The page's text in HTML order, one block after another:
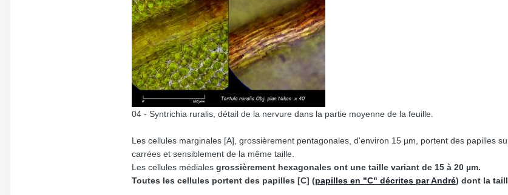
04 - Syntrichia ruralis, détail de la nervure dans la partie moyenne de la feuille.
Les cellules marginales [A], grossièrement pentagonales, d'environ 15 µm, portent des papilles
carrées et sensiblement de la même taille.
Les cellules médiales grossièrement hexagonales ont une taille variant de 15 à 20 µm.
Toutes les cellules portent des papilles [C] (papilles en "C" décrites par André) dont la